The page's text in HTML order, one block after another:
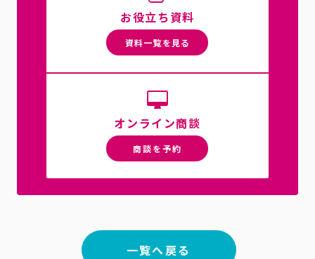
お役立ち資料
資料一覧を見る
オンライン商談
商談を予約
一覧へ戻る